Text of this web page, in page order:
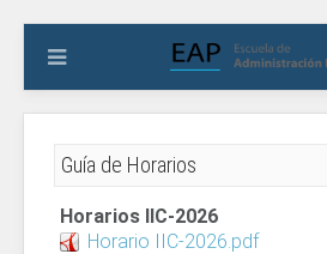
Guía de Horarios
Horarios IIC-2026
Horario IIC-2026.pdf